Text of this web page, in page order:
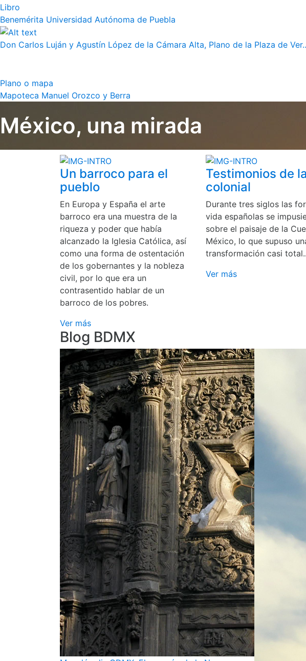
Libro
Benemérita Universidad Autónoma de Puebla
Don Carlos Luján y Agustín López de la Cámara Alta, Plano de la Plaza de
Plano o mapa
Mapoteca Manuel Orozco y Berra
México, una mirada
Un barroco para el
pueblo
En Europa y España el arte
barroco era una muestra de la
riqueza y poder que había
alcanzado la Iglesia Católica, así
como una forma de ostentación
de los gobernantes y la nobleza
civil, por lo que era un
contrasentido hablar de un
barroco de los pobres.
Ver más
Testimonios de
colonial
Durante tres siglos las
vida españolas se
sobre el paisaje de la
México, lo que supuso
transformación casi
Ver más
Blog BDMX